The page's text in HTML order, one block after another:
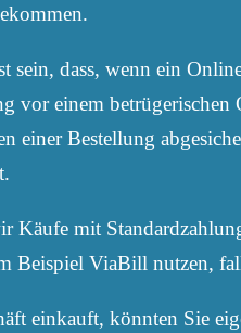
sein, dass, wenn ein
vor einem
einer Bestellung
Käufe mit
Beispiel ViaBill nutzen,
einkauft, könnten Sie